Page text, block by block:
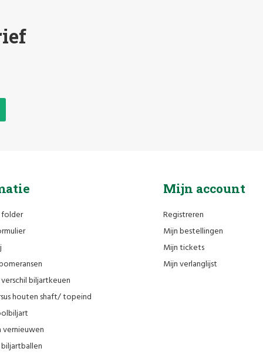
biljartkeuen
houten shaft/ topeind
vernieuwen
Mijn account
Registreren
Mijn bestellingen
Mijn tickets
Mijn verlanglijst